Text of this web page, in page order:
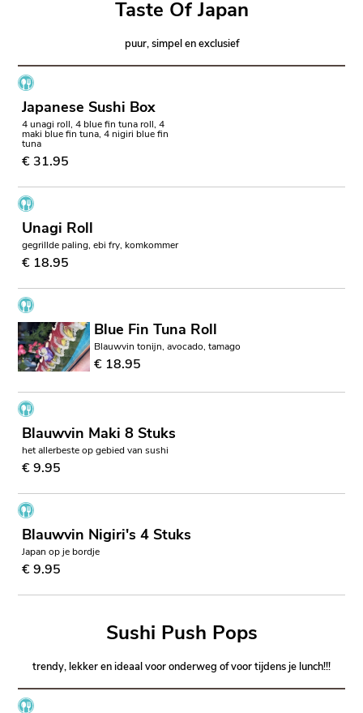
Taste Of Japan
puur, simpel en exclusief
Japanese Sushi Box
4 unagi roll, 4 blue fin tuna roll, 4
maki blue fin tuna, 4 nigiri blue fin
tuna
€ 31.95
Unagi Roll
gegrillde paling, ebi fry, komkommer
€ 18.95
Blue Fin Tuna Roll
Blauwvin tonijn, avocado, tamago
€ 18.95
Blauwvin Maki 8 Stuks
het allerbeste op gebied van sushi
€ 9.95
Blauwvin Nigiri's 4 Stuks
Japan op je bordje
€ 9.95
Sushi Push Pops
trendy, lekker en ideaal voor onderweg of voor tijdens je lunch!!!